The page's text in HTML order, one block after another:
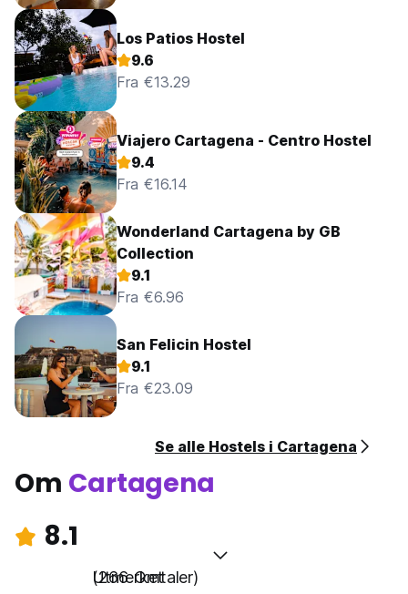
Los Patios Hostel
9.6
Fra €13.29
Viajero Cartagena - Centro Hostel
9.4
Fra €16.14
Wonderland Cartagena by GB
Collection
9.1
Fra €6.96
San Felicin Hostel
9.1
Fra €23.09
Se alle Hostels i Cartagena
Om Cartagena
8.1
Utmerket
(266 Omtaler)